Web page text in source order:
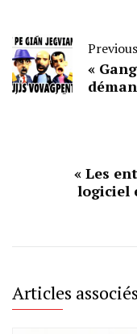
Previous
«
« Les
logiciel
Articles associés